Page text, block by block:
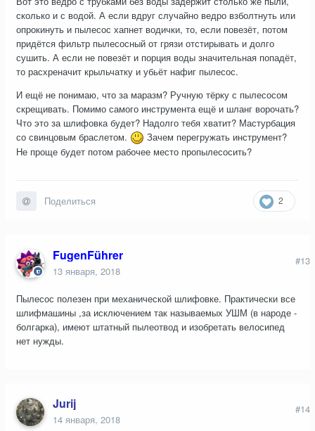
сколько и с водой. А если вдруг случайно ведро взболтнуть или
опрокинуть и пылесос хапнет водички, то, если повезёт, потом
придётся фильтр пылесосный от грязи отстирывать и долго
сушить. А если не повезёт и порция воды значительная попадёт,
то расхреначит крыльчатку и убьёт нафиг пылесос.
И ещё не понимаю, что за маразм? Ручную тёрку с пылесосом
скрещивать. Помимо самого инструмента ещё и шланг ворочать?
Что это за шлифовка будет? Надолго тебя хватит? Мастурбация
со свинцовым браслетом.
Зачем перегружать инструмент?
Не проще будет потом рабочее место пропылесосить?
2
Поделиться
FugenFührer
13 января, 2018
#13
Пылесос полезен при механической шлифовке. Практически все
шлифмашины ,за исключением так называемых УШМ (в народе -
болгарка), имеют штатный пылеотвод и изобретать велосипед
нет нужды.
Jurij
14 января, 2018
#14